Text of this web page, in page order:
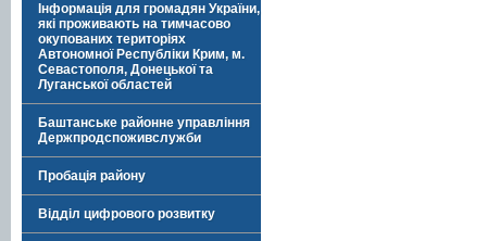
Інформація для громадян України,
які проживають на тимчасово
окупованих територіях
Автономної Республіки Крим, м.
Севастополя, Донецької та
Луганської областей
Баштанське районне управління
Держпродспоживслужби
Пробація району
Відділ цифрового розвитку